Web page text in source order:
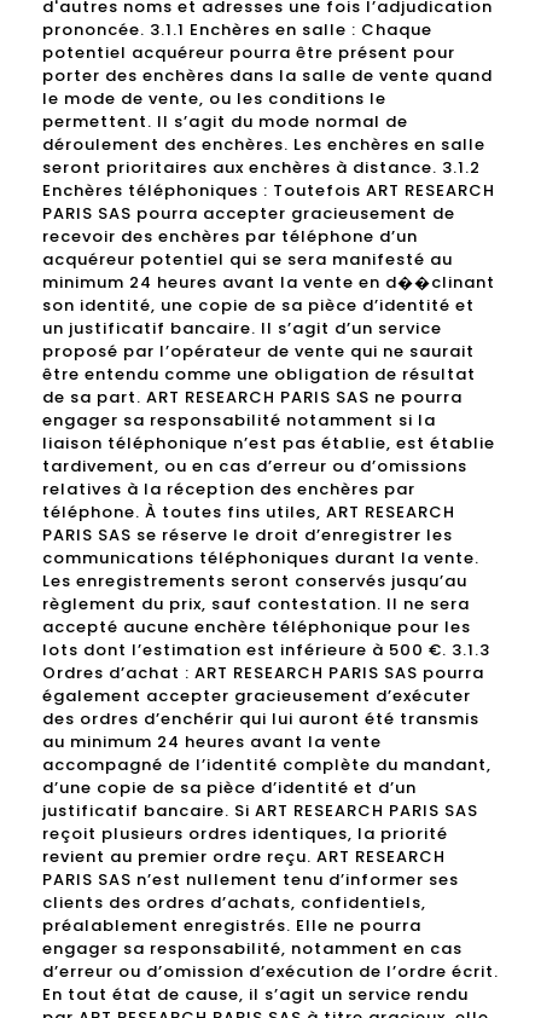
d'autres noms et adresses une fois l’adjudication
prononcée. 3.1.1 Enchères en salle : Chaque
potentiel acquéreur pourra être présent pour
porter des enchères dans la salle de vente quand
le mode de vente, ou les conditions le
permettent. Il s’agit du mode normal de
déroulement des enchères. Les enchères en salle
seront prioritaires aux enchères à distance. 3.1.2
Enchères téléphoniques : Toutefois ART RESEARCH
PARIS SAS pourra accepter gracieusement de
recevoir des enchères par téléphone d’un
acquéreur potentiel qui se sera manifesté au
minimum 24 heures avant la vente en d��clinant
son identité, une copie de sa pièce d’identité et
un justificatif bancaire. Il s’agit d’un service
proposé par l’opérateur de vente qui ne saurait
être entendu comme une obligation de résultat
de sa part. ART RESEARCH PARIS SAS ne pourra
engager sa responsabilité notamment si la
liaison téléphonique n’est pas établie, est établie
tardivement, ou en cas d’erreur ou d’omissions
relatives à la réception des enchères par
téléphone. À toutes fins utiles, ART RESEARCH
PARIS SAS se réserve le droit d’enregistrer les
communications téléphoniques durant la vente.
Les enregistrements seront conservés jusqu’au
règlement du prix, sauf contestation. Il ne sera
accepté aucune enchère téléphonique pour les
lots dont l’estimation est inférieure à 500 €. 3.1.3
Ordres d’achat : ART RESEARCH PARIS SAS pourra
également accepter gracieusement d’exécuter
des ordres d’enchérir qui lui auront été transmis
au minimum 24 heures avant la vente
accompagné de l’identité complète du mandant,
d’une copie de sa pièce d’identité et d’un
justificatif bancaire. Si ART RESEARCH PARIS SAS
reçoit plusieurs ordres identiques, la priorité
revient au premier ordre reçu. ART RESEARCH
PARIS SAS n’est nullement tenu d’informer ses
clients des ordres d’achats, confidentiels,
préalablement enregistrés. Elle ne pourra
engager sa responsabilité, notamment en cas
d’erreur ou d’omission d’exécution de l’ordre écrit.
En tout état de cause, il s’agit un service rendu